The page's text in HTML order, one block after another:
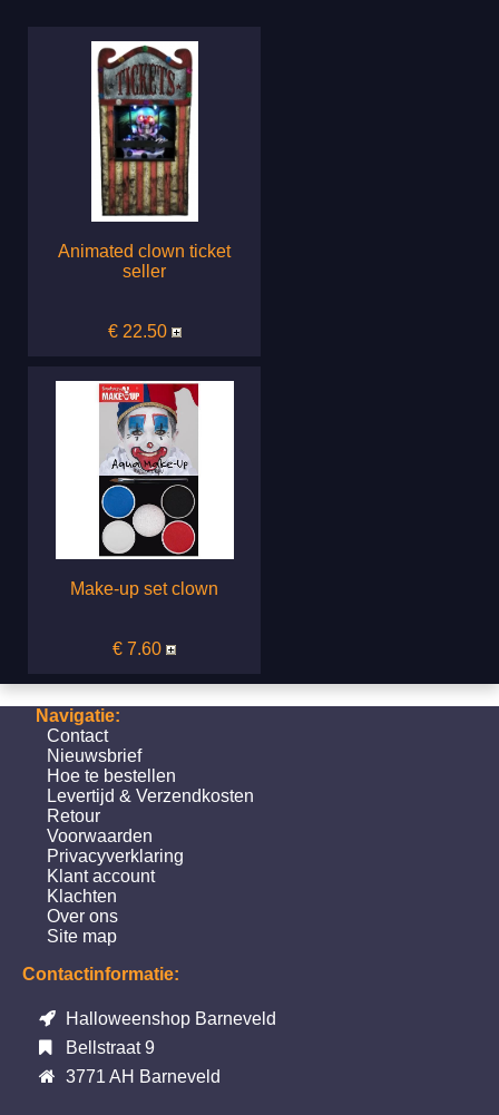
Animated clown ticket
seller
€ 22.50
Make-up set clown
€ 7.60
Navigatie:
Contact
Nieuwsbrief
Hoe te bestellen
Levertijd & Verzendkosten
Retour
Voorwaarden
Privacyverklaring
Klant account
Klachten
Over ons
Site map
Contactinformatie:
Halloweenshop Barneveld
Bellstraat 9
3771 AH Barneveld